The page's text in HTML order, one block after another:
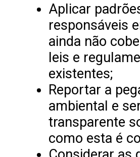
Aplicar
responsáveis
ainda não
leis e
existentes;
Reportar a
ambiental e
transparente
como esta é